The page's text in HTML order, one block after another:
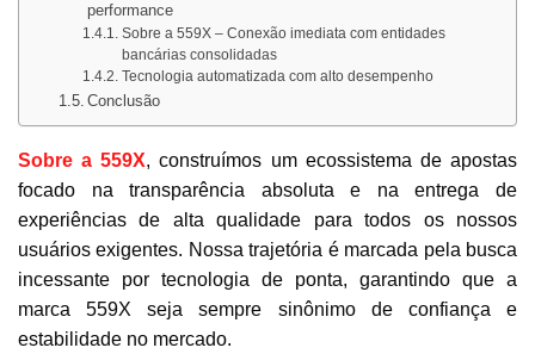
performance
Sobre a 559X – Conexão imediata com entidades
bancárias consolidadas
Tecnologia automatizada com alto desempenho
Conclusão
Sobre a 559X, construímos um ecossistema de apostas
focado na transparência absoluta e na entrega de
experiências de alta qualidade para todos os nossos
usuários exigentes. Nossa trajetória é marcada pela busca
incessante por tecnologia de ponta, garantindo que a
marca 559X seja sempre sinônimo de confiança e
estabilidade no mercado.